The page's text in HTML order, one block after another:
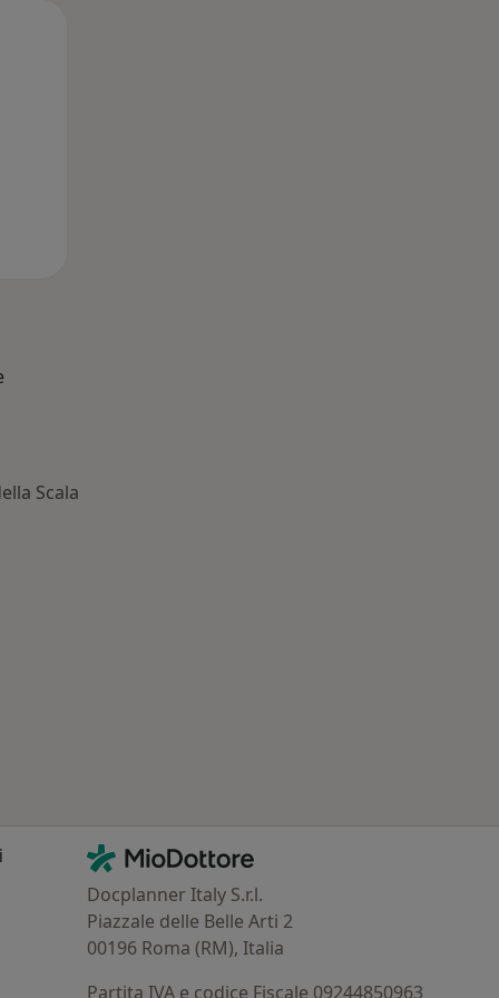
Scala
Contatti
MioDottore - Homepage
Docplanner Italy S.r.l.
Piazzale delle Belle Arti 2
00196 Roma (RM), Italia
Partita IVA e codice Fiscale 09244850963